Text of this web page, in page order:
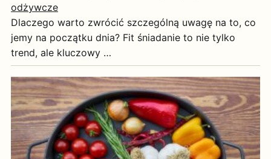
odżywcze
Dlaczego warto zwrócić szczególną uwagę na to, co
jemy na początku dnia? Fit śniadanie to nie tylko
trend, ale kluczowy …